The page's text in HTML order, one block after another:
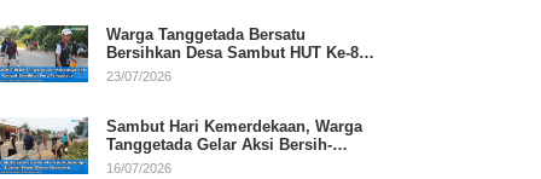
Warga Tanggetada Bersatu
Bersihkan Desa Sambut HUT Ke-81
RI
23/07/2026
Sambut Hari Kemerdekaan, Warga
Tanggetada Gelar Aksi Bersih-
Bersih Desa
16/07/2026